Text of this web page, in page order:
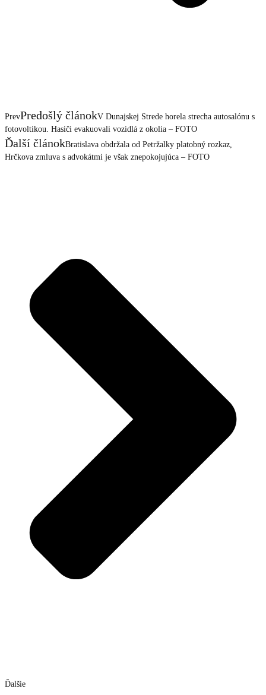
PrevPredošlý článokV Dunajskej Strede horela strecha autosalónu s
fotovoltikou. Hasiči evakuovali vozidlá z okolia – FOTO
Ďalší článokBratislava obdržala od Petržalky platobný rozkaz,
Hrčkova zmluva s advokátmi je však znepokojujúca – FOTO
Ďalšie